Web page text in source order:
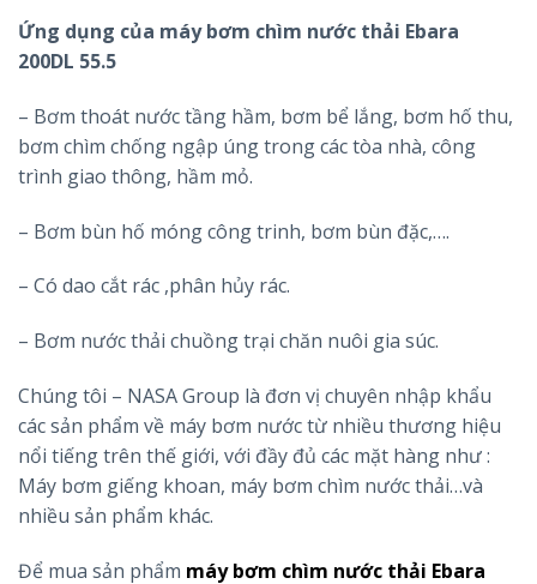
Ứng dụng của máy bơm chìm nước thải Ebara
200DL 55.5
– Bơm thoát nước tầng hầm, bơm bể lắng, bơm hố thu,
bơm chìm chống ngập úng trong các tòa nhà, công
trình giao thông, hầm mỏ.
– Bơm bùn hố móng công trinh, bơm bùn đặc,….
– Có dao cắt rác ,phân hủy rác.
– Bơm nước thải chuồng trại chăn nuôi gia súc.
Chúng tôi – NASA Group là đơn vị chuyên nhập khẩu
các sản phẩm về máy bơm nước từ nhiều thương hiệu
nổi tiếng trên thế giới, với đầy đủ các mặt hàng như :
Máy bơm giếng khoan, máy bơm chìm nước thải…và
nhiều sản phẩm khác.
Để mua sản phẩm máy bơm chìm nước thải Ebara